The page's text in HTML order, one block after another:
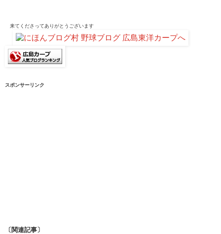
来てくださってありがとうございます
スポンサーリンク
〔関連記事〕